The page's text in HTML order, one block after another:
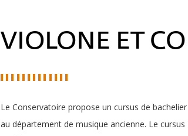
VIOLONE ET
Le Conservatoire propose un cursus de
au département de musique ancienne. Le